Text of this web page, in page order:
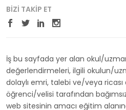
BIZI TAKIP ET
İş bu sayfada yer alan okul/
değerlendirmeleri, ilgili okulun/
dolaylı emri, talebi ve/veya ricası
öğrenci/velisi tarafından
web sitesinin amacı eğitim